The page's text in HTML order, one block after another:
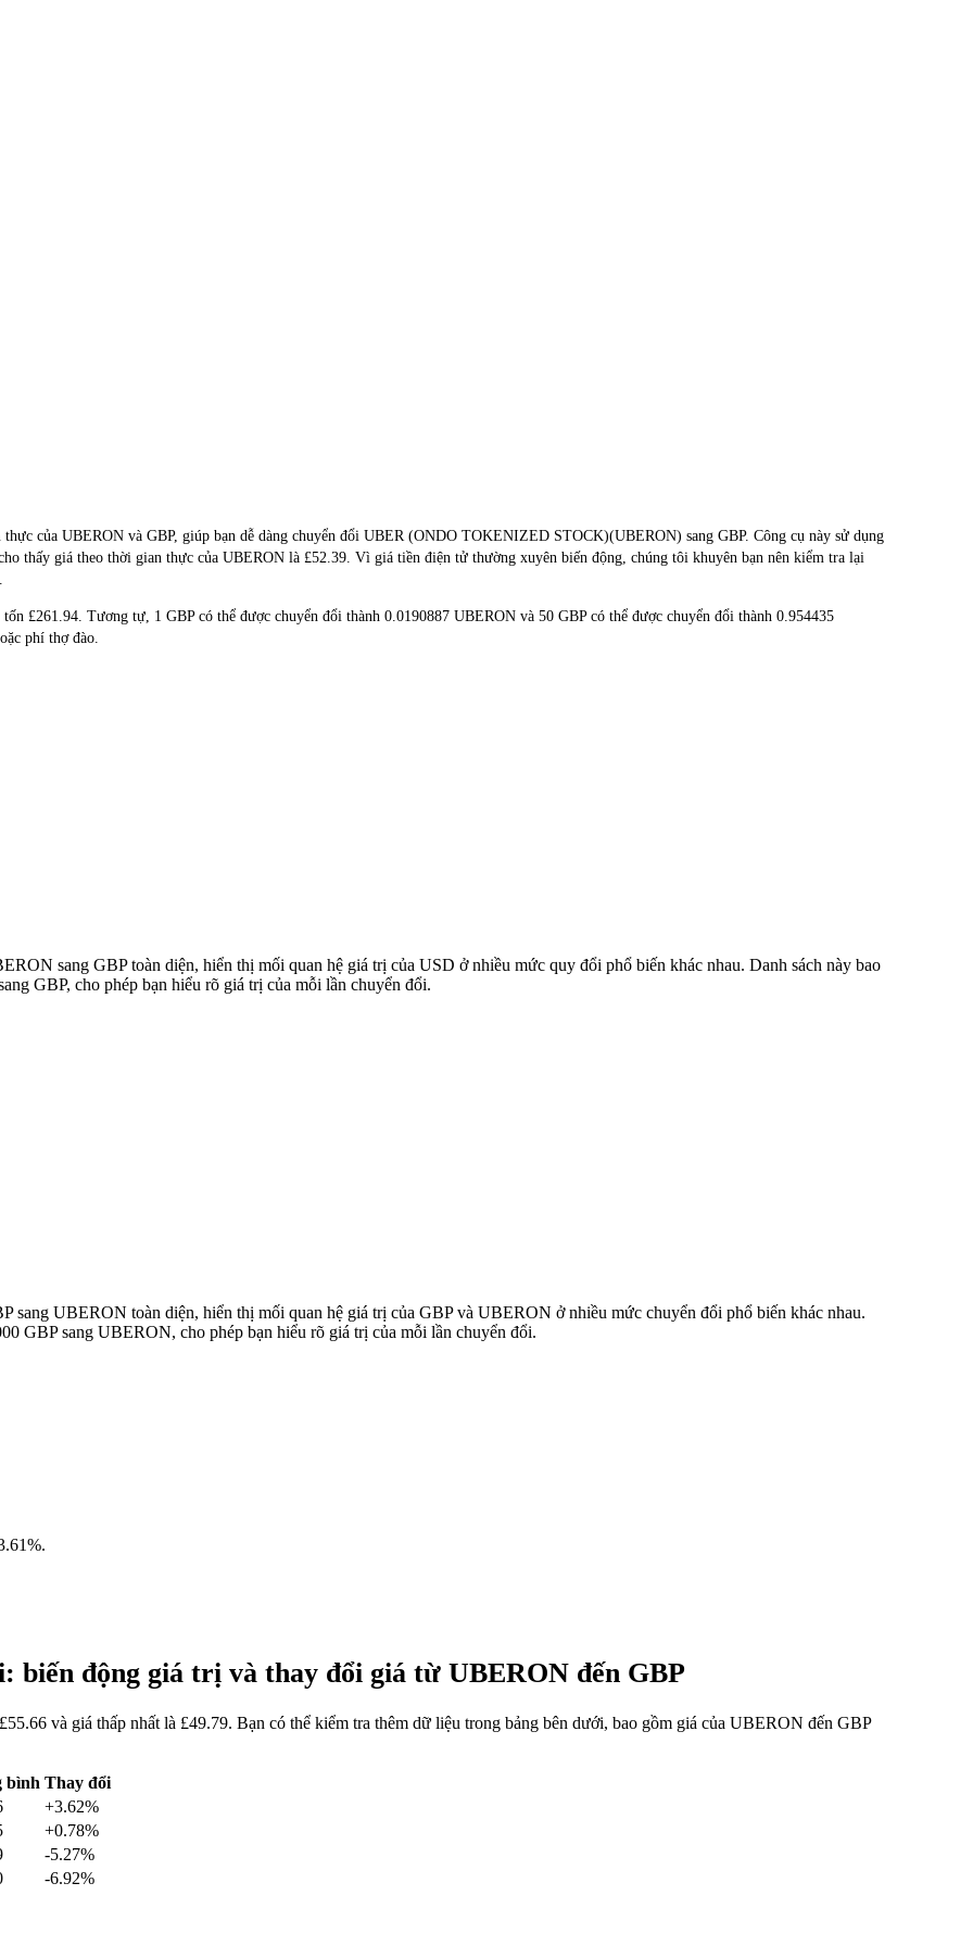
của UBERON và GBP, giúp bạn dễ dàng chuyển đổi UBER (ONDO TOKENIZED STOCK)(UBERON) sang GBP. Công cụ này sử dụng
thấy giá theo thời gian thực của UBERON là £52.39. Vì giá tiền điện tử thường xuyên biến động, chúng tôi khuyên bạn nên kiểm tra lại
£261.94. Tương tự, 1 GBP có thể được chuyển đổi thành 0.0190887 UBERON và 50 GBP có thể được chuyển đổi thành 0.954435
phí thợ đào.
sang GBP toàn diện, hiển thị mối quan hệ giá trị của USD ở nhiều mức quy đổi phổ biến khác nhau. Danh sách này bao
GBP, cho phép bạn hiểu rõ giá trị của mỗi lần chuyển đổi.
sang UBERON toàn diện, hiển thị mối quan hệ giá trị của GBP và UBERON ở nhiều mức chuyển đổi phổ biến khác nhau.
GBP sang UBERON, cho phép bạn hiểu rõ giá trị của mỗi lần chuyển đổi.
.
biến động giá trị và thay đổi giá từ UBERON đến GBP
và giá thấp nhất là £49.79. Bạn có thể kiểm tra thêm dữ liệu trong bảng bên dưới, bao gồm giá của UBERON đến GBP
bình Thay đổi
+3.62%
+0.78%
-5.27%
-6.92%